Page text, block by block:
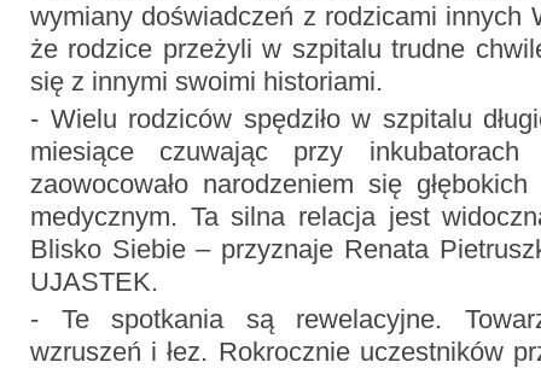
wymiany doświadczeń z rodzicami innych
że rodzice przeżyli w szpitalu trudne
się z innymi swoimi historiami.
- Wielu rodziców spędziło w szpitalu
miesiące czuwając przy
zaowocowało narodzeniem się
medycznym. Ta silna relacja jest
Blisko Siebie – przyznaje Renata
UJASTEK.
- Te spotkania są rewelacyjne.
wzruszeń i łez. Rokrocznie uczestników